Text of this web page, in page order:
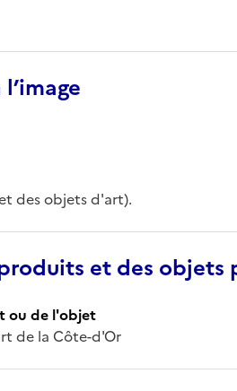
des objets d'art).
et des objets
ou de l'objet
de la Côte-d'Or